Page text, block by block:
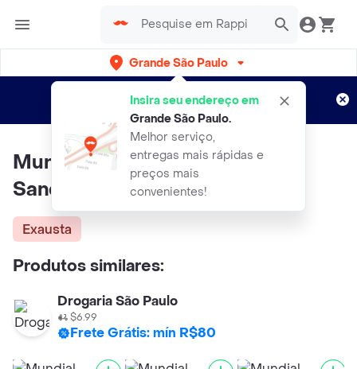
Grande São Paulo
Insira seu endereço em
Grande São Paulo.
Melhor serviço,
entregas mais rápidas e
preços mais
convenientes!
Entregas grátis por 15 dias!
Aplicam T&C
Mundial Alicate Cutícula
Sandy/Espátula Lilás
Exausta
Produtos similares:
Drogaria São Paulo
$6.99
Frete Grátis: mín R$80